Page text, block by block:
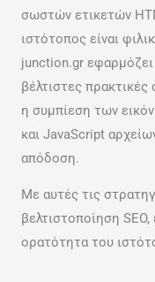
σωστών ετικετών
ιστότοπος είναι
junction.gr εφαρμόζει
βέλτιστες
η συμπίεση των
και JavaScript
απόδοση.
Με αυτές τις
βελτιστοποίηση
ορατότητα του